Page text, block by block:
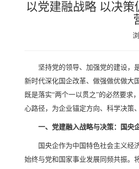
以党建融战略 以决
坚持党的领导、加强党的建设，
新时代深化国企改革、做强做优做大
既是落实“两个一以贯之”的必然要求
心路径，为企业锚定方向、科学决策
一、党建融入战略与决策：国央
国央企作为中国特色社会主义经
始终与党和国家事业发展同频共振。